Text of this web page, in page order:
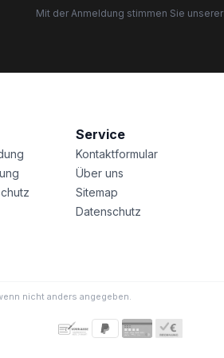
Mit der Anmeldung stimmen Sie unserer
Service
Kontaktformular
Über uns
Sitemap
Datenschutz
nicht anders angegeben.